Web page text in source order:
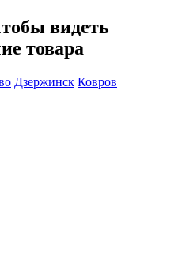
видеть
товара
Дзержинск Ковров